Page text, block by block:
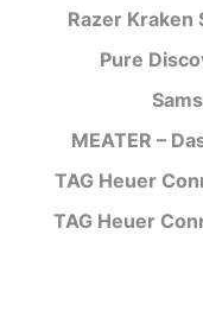
Razer
Pure
MEATER –
TAG Heuer
TAG Heuer